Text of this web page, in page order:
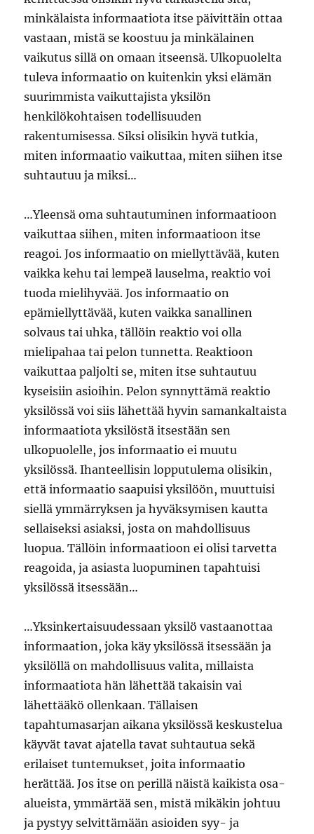
minkälaista informaatiota itse päivittäin ottaa
vastaan, mistä se koostuu ja minkälainen
vaikutus sillä on omaan itseensä. Ulkopuolelta
tuleva informaatio on kuitenkin yksi elämän
suurimmista vaikuttajista yksilön
henkilökohtaisen todellisuuden
rakentumisessa. Siksi olisikin hyvä tutkia,
miten informaatio vaikuttaa, miten siihen itse
suhtautuu ja miksi…
…Yleensä oma suhtautuminen informaatioon
vaikuttaa siihen, miten informaatioon itse
reagoi. Jos informaatio on miellyttävää, kuten
vaikka kehu tai lempeä lauselma, reaktio voi
tuoda mielihyvää. Jos informaatio on
epämiellyttävää, kuten vaikka sanallinen
solvaus tai uhka, tällöin reaktio voi olla
mielipahaa tai pelon tunnetta. Reaktioon
vaikuttaa paljolti se, miten itse suhtautuu
kyseisiin asioihin. Pelon synnyttämä reaktio
yksilössä voi siis lähettää hyvin samankaltaista
informaatiota yksilöstä itsestään sen
ulkopuolelle, jos informaatio ei muutu
yksilössä. Ihanteellisin lopputulema olisikin,
että informaatio saapuisi yksilöön, muuttuisi
siellä ymmärryksen ja hyväksymisen kautta
sellaiseksi asiaksi, josta on mahdollisuus
luopua. Tällöin informaatioon ei olisi tarvetta
reagoida, ja asiasta luopuminen tapahtuisi
yksilössä itsessään…
…Yksinkertaisuudessaan yksilö vastaanottaa
informaation, joka käy yksilössä itsessään ja
yksilöllä on mahdollisuus valita, millaista
informaatiota hän lähettää takaisin vai
lähettääkö ollenkaan. Tällaisen
tapahtumasarjan aikana yksilössä keskustelua
käyvät tavat ajatella tavat suhtautua sekä
erilaiset tuntemukset, joita informaatio
herättää. Jos itse on perillä näistä kaikista osa-
alueista, ymmärtää sen, mistä mikäkin johtuu
ja pystyy selvittämään asioiden syy- ja